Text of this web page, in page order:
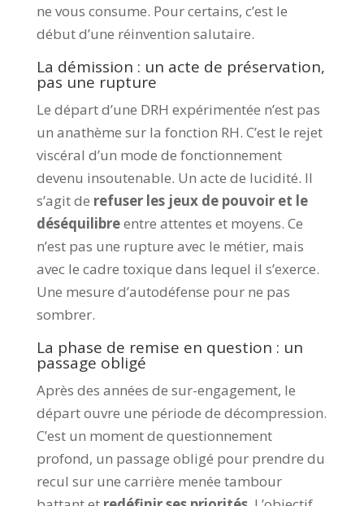
ne vous consume. Pour certains, c’est le
début d’une réinvention salutaire.
La démission : un acte de préservation,
pas une rupture
Le départ d’une DRH expérimentée n’est pas
un anathème sur la fonction RH. C’est le rejet
viscéral d’un mode de fonctionnement
devenu insoutenable. Un acte de lucidité. Il
s’agit de refuser les jeux de pouvoir et le
déséquilibreentre attentes et moyens. Ce
n’est pas une rupture avec le métier, mais
avec le cadre toxique dans lequel il s’exerce.
Une mesure d’autodéfense pour ne pas
sombrer.
La phase de remise en question : un
passage obligé
Après des années de sur-engagement, le
départ ouvre une période de décompression.
C’est un moment de questionnement
profond, un passage obligé pour prendre du
recul sur une carrière menée tambour